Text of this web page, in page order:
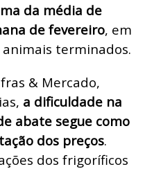
da média de
de fevereiro, em
terminados.
& Mercado,
a dificuldade na
abate segue como
dos preços.
dos frigoríficos